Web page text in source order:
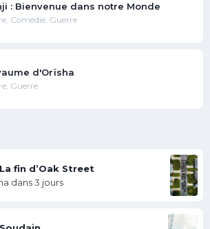
: Bienvenue dans notre Monde
Comédie, Guerre
d'Orïsha
Guerre
La fin d’Oak Street
dans 3 jours